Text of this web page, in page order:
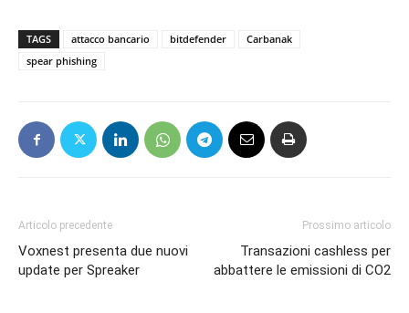
TAGS attacco bancario bitdefender
Carbanak
spear phishing
Articolo precedente
Voxnest presenta due nuovi
update per Spreaker
Prossimo articolo
Transazioni cashless per
abbattere le emissioni di CO2